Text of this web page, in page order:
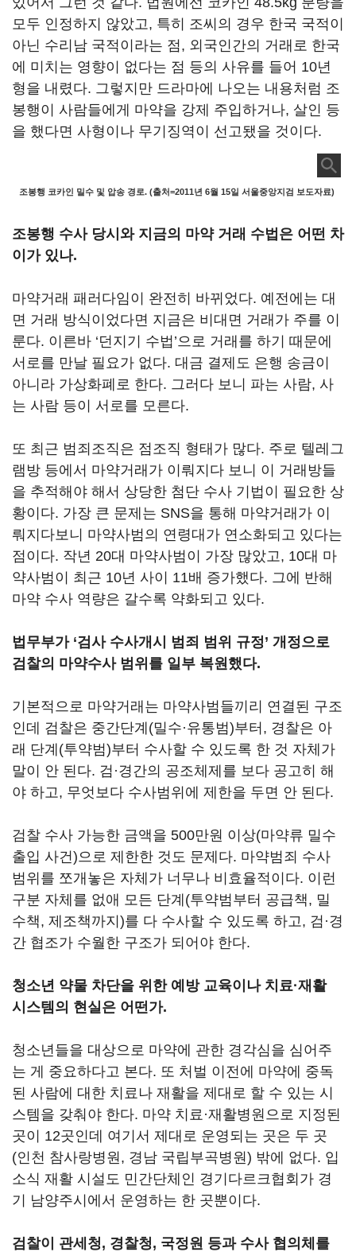
모두 인정하지 않았고, 특히 조씨의 경우 한국 국적이
아닌 수리남 국적이라는 점, 외국인간의 거래로 한국
에 미치는 영향이 없다는 점 등의 사유를 들어 10년
형을 내렸다. 그렇지만 드라마에 나오는 내용처럼 조
봉행이 사람들에게 마약을 강제 주입하거나, 살인 등
을 했다면 사형이나 무기징역이 선고됐을 것이다.
조봉행 코카인 밀수 및 압송 경로. (출처=2011년 6월 15일 서울중앙지검 보도자료)
조봉행 수사 당시와 지금의 마약 거래 수법은 어떤 차
이가 있나.
마약거래 패러다임이 완전히 바뀌었다. 예전에는 대
면 거래 방식이었다면 지금은 비대면 거래가 주를 이
룬다. 이른바 ‘던지기 수법’으로 거래를 하기 때문에
서로를 만날 필요가 없다. 대금 결제도 은행 송금이
아니라 가상화폐로 한다. 그러다 보니 파는 사람, 사
는 사람 등이 서로를 모른다.
또 최근 범죄조직은 점조직 형태가 많다. 주로 텔레그
램방 등에서 마약거래가 이뤄지다 보니 이 거래방들
을 추적해야 해서 상당한 첨단 수사 기법이 필요한 상
황이다. 가장 큰 문제는 SNS을 통해 마약거래가 이
뤄지다보니 마약사범의 연령대가 연소화되고 있다는
점이다. 작년 20대 마약사범이 가장 많았고, 10대 마
약사범이 최근 10년 사이 11배 증가했다. 그에 반해
마약 수사 역량은 갈수록 약화되고 있다.
법무부가 ‘검사 수사개시 범죄 범위 규정’ 개정으로
검찰의 마약수사 범위를 일부 복원했다.
기본적으로 마약거래는 마약사범들끼리 연결된 구조
인데 검찰은 중간단계(밀수·유통범)부터, 경찰은 아
래 단계(투약범)부터 수사할 수 있도록 한 것 자체가
말이 안 된다. 검·경간의 공조체제를 보다 공고히 해
야 하고, 무엇보다 수사범위에 제한을 두면 안 된다.
검찰 수사 가능한 금액을 500만원 이상(마약류 밀수
출입 사건)으로 제한한 것도 문제다. 마약범죄 수사
범위를 쪼개놓은 자체가 너무나 비효율적이다. 이런
구분 자체를 없애 모든 단계(투약범부터 공급책, 밀
수책, 제조책까지)를 다 수사할 수 있도록 하고, 검·경
간 협조가 수월한 구조가 되어야 한다.
청소년 약물 차단을 위한 예방 교육이나 치료·재활
시스템의 현실은 어떤가.
청소년들을 대상으로 마약에 관한 경각심을 심어주
는 게 중요하다고 본다. 또 처벌 이전에 마약에 중독
된 사람에 대한 치료나 재활을 제대로 할 수 있는 시
스템을 갖춰야 한다. 마약 치료·재활병원으로 지정된
곳이 12곳인데 여기서 제대로 운영되는 곳은 두 곳
(인천 참사랑병원, 경남 국립부곡병원) 밖에 없다. 입
소식 재활 시설도 민간단체인 경기다르크협회가 경
기 남양주시에서 운영하는 한 곳뿐이다.
검찰이 관세청, 경찰청, 국정원 등과 수사 협의체를